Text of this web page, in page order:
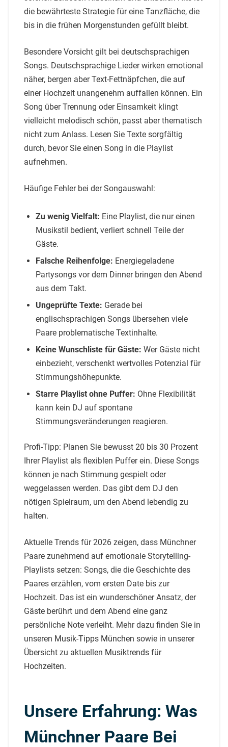
die bewährteste Strategie für eine Tanzfläche, die
bis in die frühen Morgenstunden gefüllt bleibt.
Besondere Vorsicht gilt bei deutschsprachigen
Songs. Deutschsprachige Lieder wirken emotional
näher, bergen aber Text-Fettnäpfchen, die auf
einer Hochzeit unangenehm auffallen können. Ein
Song über Trennung oder Einsamkeit klingt
vielleicht melodisch schön, passt aber thematisch
nicht zum Anlass. Lesen Sie Texte sorgfältig
durch, bevor Sie einen Song in die Playlist
aufnehmen.
Häufige Fehler bei der Songauswahl:
Zu wenig Vielfalt: Eine Playlist, die nur einen
Musikstil bedient, verliert schnell Teile der
Gäste.
Falsche Reihenfolge: Energiegeladene
Partysongs vor dem Dinner bringen den Abend
aus dem Takt.
Ungeprüfte Texte: Gerade bei
englischsprachigen Songs übersehen viele
Paare problematische Textinhalte.
Keine Wunschliste für Gäste: Wer Gäste nicht
einbezieht, verschenkt wertvolles Potenzial für
Stimmungshöhepunkte.
Starre Playlist ohne Puffer: Ohne Flexibilität
kann kein DJ auf spontane
Stimmungsveränderungen reagieren.
Profi-Tipp: Planen Sie bewusst 20 bis 30 Prozent
Ihrer Playlist als flexiblen Puffer ein. Diese Songs
können je nach Stimmung gespielt oder
weggelassen werden. Das gibt dem DJ den
nötigen Spielraum, um den Abend lebendig zu
halten.
Aktuelle Trends für 2026 zeigen, dass Münchner
Paare zunehmend auf emotionale Storytelling-
Playlists setzen: Songs, die die Geschichte des
Paares erzählen, vom ersten Date bis zur
Hochzeit. Das ist ein wunderschöner Ansatz, der
Gäste berührt und dem Abend eine ganz
persönliche Note verleiht. Mehr dazu finden Sie in
unseren Musik-Tipps München sowie in unserer
Übersicht zu aktuellen Musiktrends für
Hochzeiten.
Unsere Erfahrung: Was
Münchner Paare Bei